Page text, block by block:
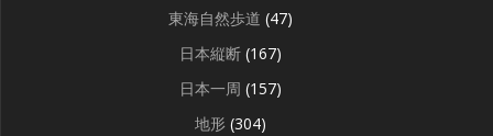
東海自然歩道 (47)
日本縦断 (167)
日本一周 (157)
地形 (304)